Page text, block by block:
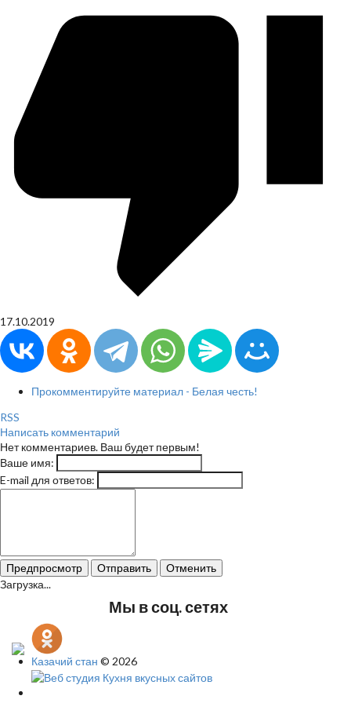
17.10.2019
Прокомментируйте материал - Белая честь!
RSS
Написать комментарий
Нет комментариев. Ваш будет первым!
Ваше имя:
E-mail для ответов:
Предпросмотр Отправить Отменить
Загрузка...
Мы в соц. сетях
Казачий стан © 2026